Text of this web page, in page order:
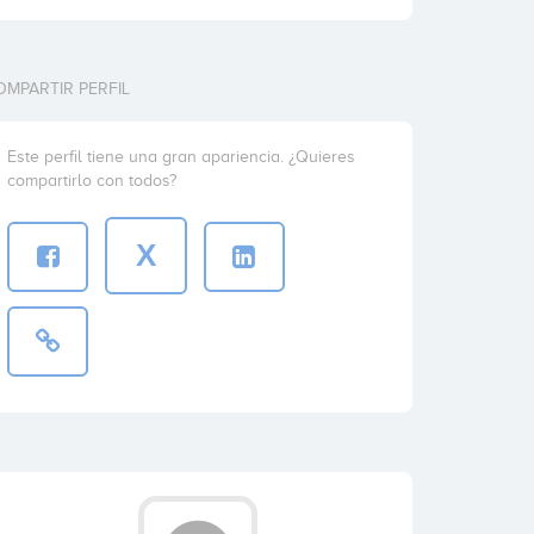
PERFIL
Este perfil tiene una gran apariencia. ¿Quieres
compartirlo con todos?
X